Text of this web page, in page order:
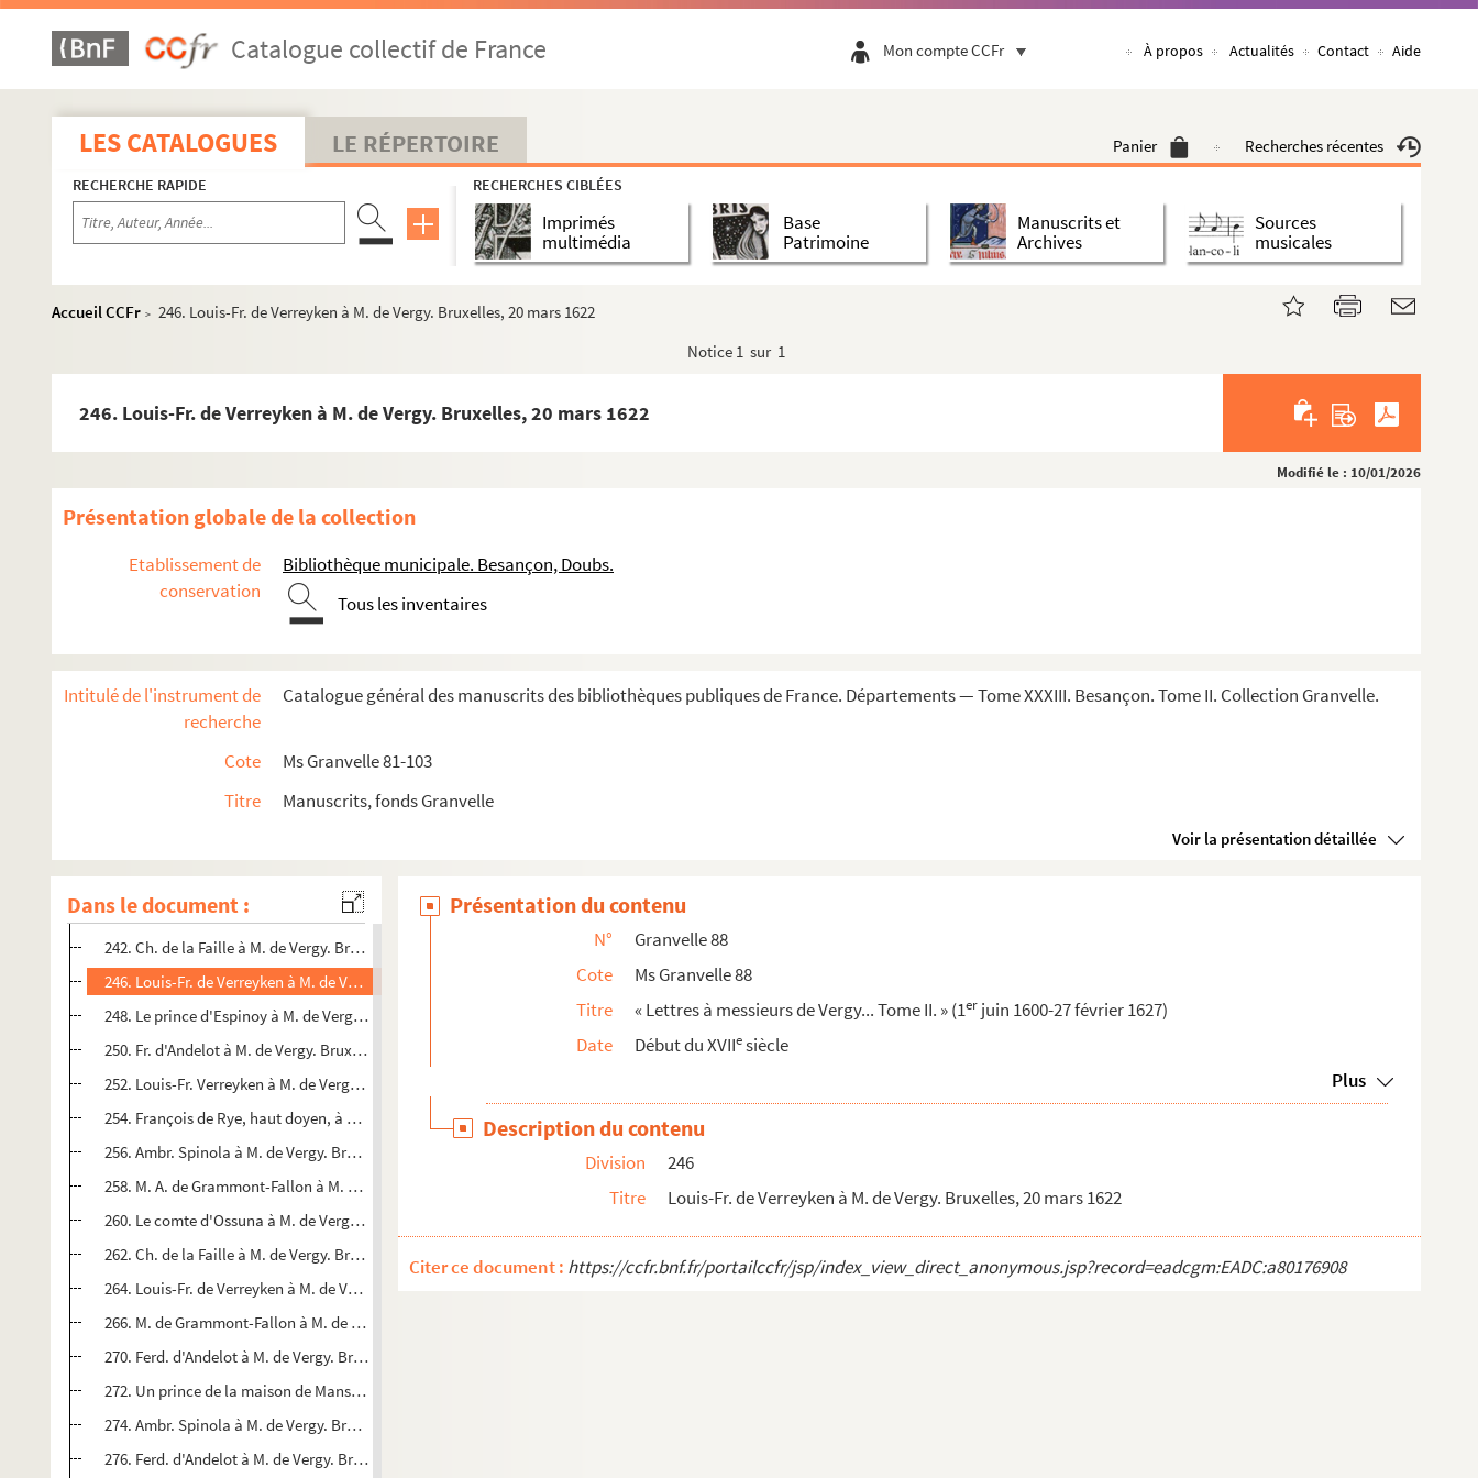
Catalogue collectif de France Mon compte CCFr À propos Actualités Contact Aide
LES CATALOGUES LE RÉPERTOIRE Panier Recherches récentes
RECHERCHE RAPIDE RECHERCHES CIBLÉES
Imprimés
multimédia
Base
Patrimoine
Manuscrits et
Archives
Sources
musicales
Accueil CCFr > 246. Louis-Fr. de Verreyken à M. de Vergy. Bruxelles, 20 mars 1622
Notice 1 sur 1
246. Louis-Fr. de Verreyken à M. de Vergy. Bruxelles, 20 mars 1622
Modifié le : 10/01/2026
Présentation globale de la collection
Etablissement de
conservation
Bibliothèque municipale. Besançon, Doubs.
Tous les inventaires
Intitulé de l'instrument de
recherche
Catalogue général des manuscrits des bibliothèques publiques de France. Départements — Tome XXXIII. Besançon. Tome II. Collection Granvelle.
Cote
Ms Granvelle 81-103
Titre
Manuscrits, fonds Granvelle
Voir la présentation détaillée
Dans le document :
190. Louis-Fr. de Verreyken à M. de Vergy. Bruxelles, 25 décembre 1621
192. Le baron de Dramelay à M. de Vergy. Bruxelles, 5 janvier 1622
194. Ch. de la Faille à M. de Vergy. Bruxelles, 7 janvier 1622
196. Le marquis de Bellamor à M. de Vergy. Bruxelles, 7 janvier 1622. Copie signée. Esp.
198. Le comte de Cantecroy à M. de Vergy. Bruxelles, 7 janvier 1622
200. Louis-Fr. de Verreyken à M. de Vergy. Bruxelles, 7 janvier 1622
202. Le marquis Ambroise Spinola à M. de Vergy. Klabeck, 8 janvier 1622. Sign.
204. François de Cusance à M. de Vergy. Klabeck, 8 janvier 1622
212. Ferd. d'Andelot à M. de Vergy. Bruxelles, 18 janvier 1622
213-3. Ferd. d'Andelot à M. de Vergy. Bruxelles, 22 janvier 1622
217. Ch. de la Faille à M. de Vergy. Bruxelles, 24 janvier 1622
219. Ferd. d'Andelot à M. de Vergy. Bruxelles, 28 janvier 1622
222. Le comte de Cantecroy à M. de Vergy. Bruxelles, 29 janvier 1622
224. Ch. de la Faille à M. de Vergy. Bruxelles, 1er février 1622
230. Claude-François de Cusance, baron de Belvoir, mestre de camp, à M. de Vergy. Bruxelles, 10 et 14 fév...
236. Ferd. d'Andelot à M. de Vergy. Bruxelles, 3 mars 1622
238. Ambroise Spinola à M. de Vergy. Bruxelles, 18 mars 1622. Copies signées
242. Ch. de la Faille à M. de Vergy. Bruxelles, 29 mars 1622
246. Louis-Fr. de Verreyken à M. de Vergy. Bruxelles, 20 mars 1622
248. Le prince d'Espinoy à M. de Vergy. Bruxelles, 21 mars 1622. Copie signée
250. Fr. d'Andelot à M. de Vergy. Bruxelles, 2 avril 1622
252. Louis-Fr. Verreyken à M. de Vergy. Bruxelles, 7 avril 1622. Copie signée
254. François de Rye, haut doyen, à M. de Vergy. Bruxelles, 7 avril 1622
256. Ambr. Spinola à M. de Vergy. Bruxelles, 8 avril 1622. Copie signée
258. M. A. de Grammont-Fallon à M. de Vergy. Bruxelles, 8 avril 1622
260. Le comte d'Ossuna à M. de Vergy. Bruxelles, 10 avril 1622. Copie signée
262. Ch. de la Faille à M. de Vergy. Bruxelles, 16 avril 1622. Copie
264. Louis-Fr. de Verreyken à M. de Vergy. Bruxelles, 16 avril 1622. Copie signée
266. M. de Grammont-Fallon à M. de Vergy. Bruxelles, 16 avril 1622
270. Ferd. d'Andelot à M. de Vergy. Bruxelles, 17 avril 1622
272. Un prince de la maison de Mansfeld à M. de Vergy Bruxelles, 20 avril 1622. Signature illisible
274. Ambr. Spinola à M. de Vergy. Bruxelles, 30 avril 1622. Copie signée
276. Ferd. d'Andelot à M. de Vergy. Bruxelles, 30 avril 1622
Présentation du contenu
N°
Granvelle 88
Cote
Ms Granvelle 88
Titre
« Lettres à messieurs de Vergy... Tome II. » (1er juin 1600-27 février 1627)
Date
Début du XVIIesiècle
Plus
Description du contenu
Division
246
Titre
Louis-Fr. de Verreyken à M. de Vergy. Bruxelles, 20 mars 1622
Citer ce document : https://ccfr.bnf.fr/portailccfr/jsp/index_view_direct_anonymous.jsp?record=eadcgm:EADC:a80176908